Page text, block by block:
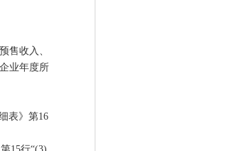
售收入、
业年度所
表》第16